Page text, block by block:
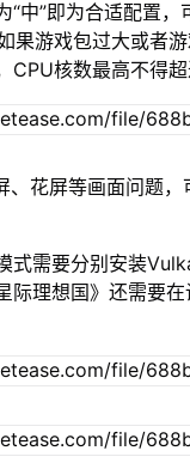
“中”即为合适配置
果游戏包过大或者
CPU核数最高不得
、花屏等画面问题
式需要分别安装
际理想国》还需要